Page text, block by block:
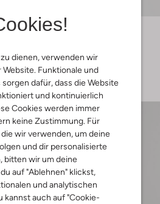
dienen, verwenden wir
Funktionale und
dafür, dass die Website
und kontinuierlich
Cookies werden immer
keine Zustimmung. Für
wir verwenden, um deine
und dir personalisierte
bitten wir um deine
auf "Ablehnen" klickst,
und analytischen
kannst auch auf "Cookie-
Josh V
+ mehr farben